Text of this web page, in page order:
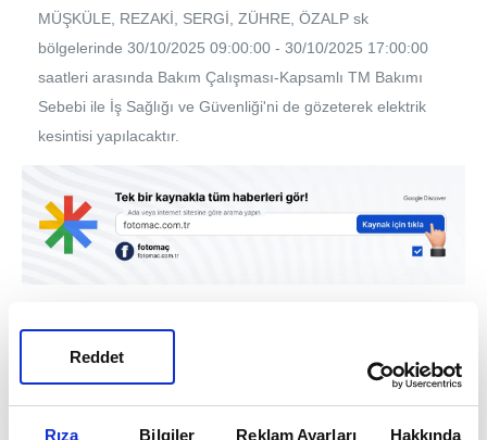
Rıza Bilgiler Reklam Ayarları Hakkında
Reddet
MÜŞKÜLE, REZAKİ, SERGİ, ZÜHRE, ÖZALP sk
bölgelerinde 30/10/2025 09:00:00 - 30/10/2025 17:00:00
saatleri arasında Bakım Çalışması-Kapsamlı TM Bakımı
Sebebi ile İş Sağlığı ve Güvenliği'ni de gözeterek elektrik
kesintisi yapılacaktır.